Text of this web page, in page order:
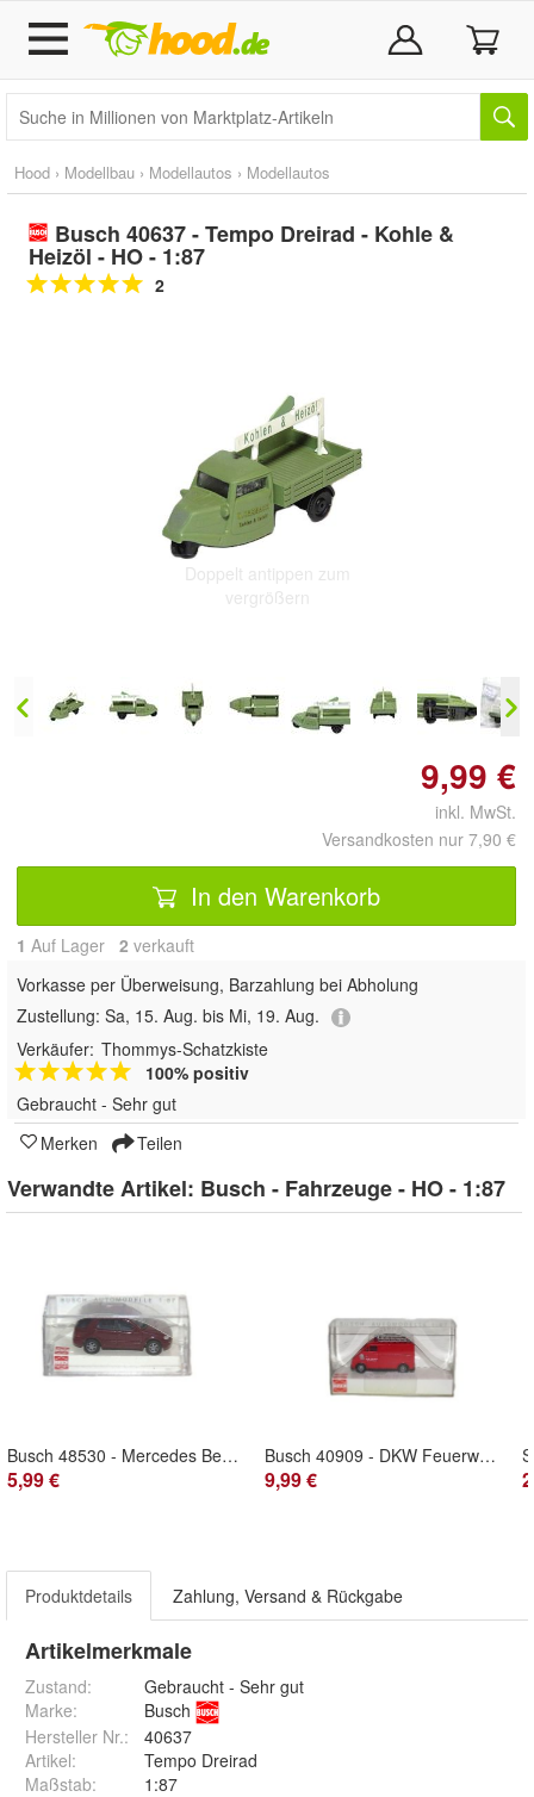
Hood › Modellbau › Modellautos › Modellautos
Busch 40637 - Tempo Dreirad - Kohle &
Heizöl - HO - 1:87
2
Doppelt antippen zum
vergrößern
9,99 €
inkl. MwSt.
Versandkosten nur 7,90 €
In den Warenkorb
1 Auf Lager 2 verkauft
Vorkasse per Überweisung, Barzahlung bei Abholung
Zustellung: Sa, 15. Aug. bis Mi, 19. Aug.
Verkäufer: Thommys-Schatzkiste
100% positiv
Gebraucht - Sehr gut
Merken
Teilen
Verwandte Artikel: Busch - Fahrzeuge - HO - 1:87
Busch 48530 - Mercedes Benz ML 500 M-Klasse Facelift - HO - 1:87 - Originalverpackung
5,99 €
Busch 40909 - DKW Feuerwehr - Rot - Einsatzwagen - HO - 1:87 - Originalverpackung
9,99 €
Produktdetails Zahlung, Versand & Rückgabe
Artikelmerkmale
Zustand:
Gebraucht - Sehr gut
Marke:
Busch
Hersteller Nr.:
40637
Artikel:
Tempo Dreirad
Maßstab: 1:87